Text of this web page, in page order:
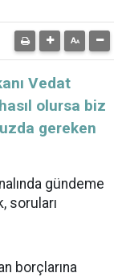
Vedat
olursa biz
gereken
gündeme
soruları
borçlarına